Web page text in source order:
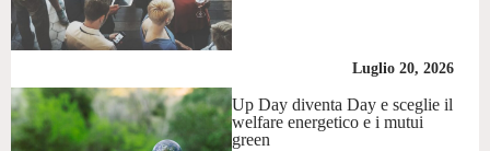
Luglio 20, 2026
Up Day diventa Day e sceglie il
welfare energetico e i mutui
green